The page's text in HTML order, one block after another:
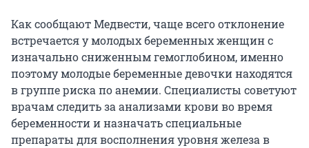
Как сообщают Медвести, чаще всего отклонение
встречается у молодых беременных женщин с
изначально сниженным гемоглобином, именно
поэтому молодые беременные девочки находятся
в группе риска по анемии. Специалисты советуют
врачам следить за анализами крови во время
беременности и назначать специальные
препараты для восполнения уровня железа в